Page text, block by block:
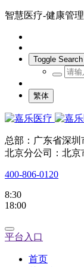
智慧医疗-健康管
Toggle Search
繁体
总部：广东省深圳
北京分公司：北京
400-806-0120
8:30
18:00
平台入口
首页